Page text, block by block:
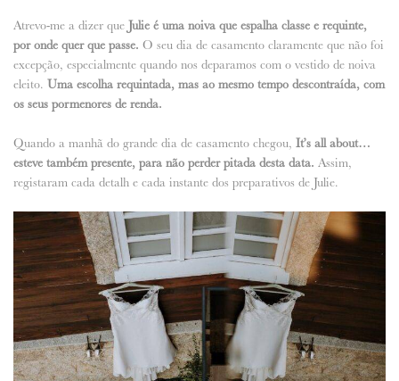
Atrevo-me a dizer que Julie é uma noiva que espalha classe e requinte,
por onde quer que passe. O seu dia de casamento claramente que não foi
excepção, especialmente quando nos deparamos com o vestido de noiva
eleito. Uma escolha requintada, mas ao mesmo tempo descontraída, com
os seus pormenores de renda.
Quando a manhã do grande dia de casamento chegou, It’s all about…
esteve também presente, para não perder pitada desta data. Assim,
registaram cada detalh e cada instante dos preparativos de Julie.